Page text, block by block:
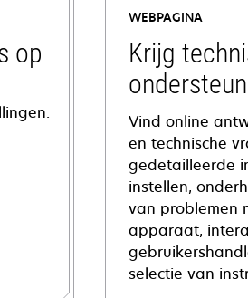
op
WEBPAGINA
Krijg
Vind online
en technische
gedetailleerde
instellen,
van problemen
apparaat,
selectie van